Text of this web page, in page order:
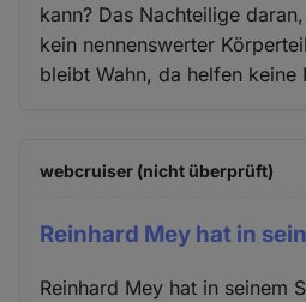
kann? Das Nachteilige
kein nennenswerter
bleibt Wahn, da helfen keine
webcruiser (nicht überprüft)
Reinhard Mey hat in
Reinhard Mey hat in seinem